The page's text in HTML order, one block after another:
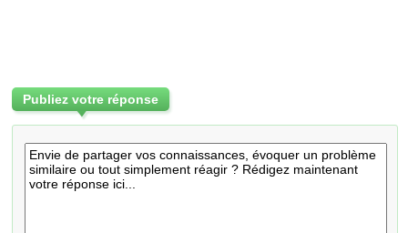
Publiez votre réponse